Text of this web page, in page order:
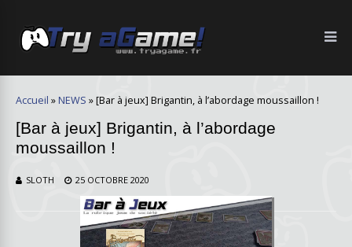
Accueil » NEWS »[Bar à jeux] Brigantin, à l’abordage moussaillon !
[Bar à jeux] Brigantin, à l’abordage
moussaillon !
SLOTH 25 OCTOBRE 2020